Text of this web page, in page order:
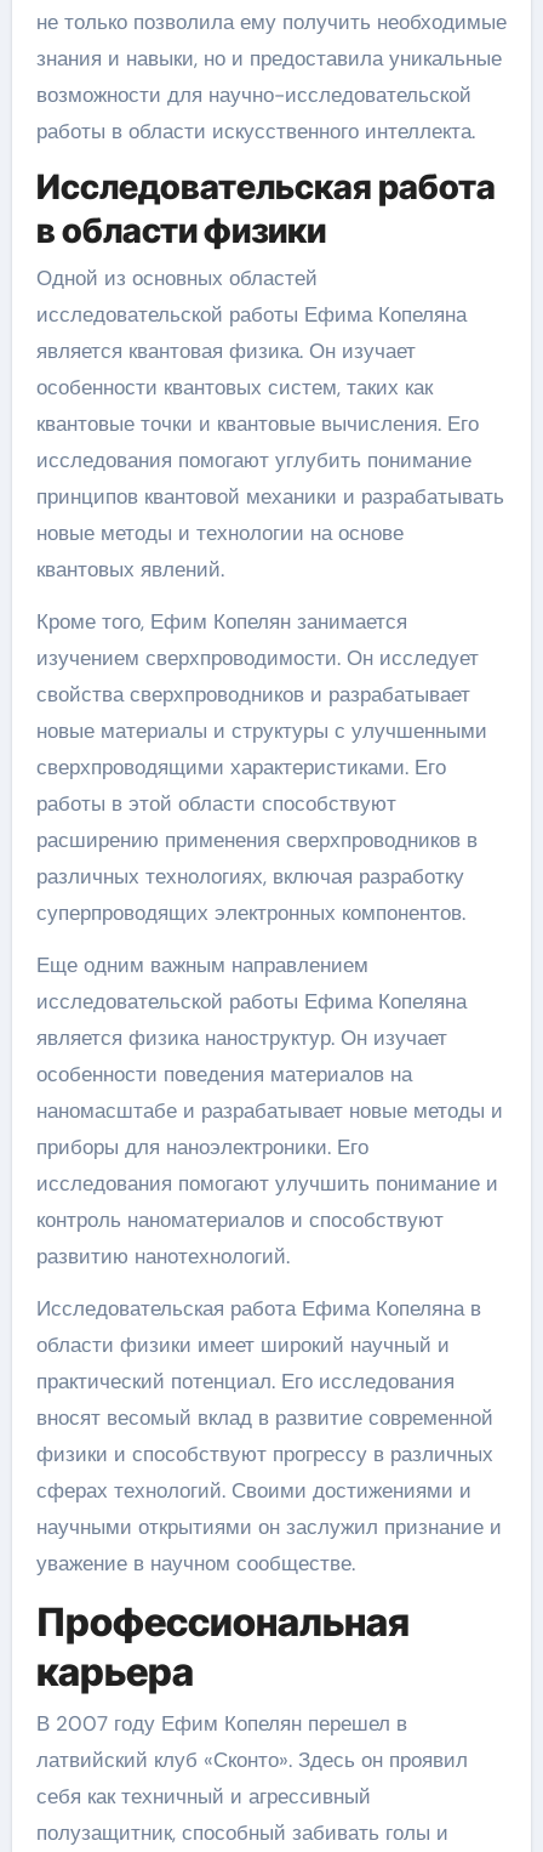
не только позволила ему получить необходимые
знания и навыки, но и предоставила уникальные
возможности для научно-исследовательской
работы в области искусственного интеллекта.
Исследовательская работа
в области физики
Одной из основных областей
исследовательской работы Ефима Копеляна
является квантовая физика. Он изучает
особенности квантовых систем, таких как
квантовые точки и квантовые вычисления. Его
исследования помогают углубить понимание
принципов квантовой механики и разрабатывать
новые методы и технологии на основе
квантовых явлений.
Кроме того, Ефим Копелян занимается
изучением сверхпроводимости. Он исследует
свойства сверхпроводников и разрабатывает
новые материалы и структуры с улучшенными
сверхпроводящими характеристиками. Его
работы в этой области способствуют
расширению применения сверхпроводников в
различных технологиях, включая разработку
суперпроводящих электронных компонентов.
Еще одним важным направлением
исследовательской работы Ефима Копеляна
является физика наноструктур. Он изучает
особенности поведения материалов на
наномасштабе и разрабатывает новые методы и
приборы для наноэлектроники. Его
исследования помогают улучшить понимание и
контроль наноматериалов и способствуют
развитию нанотехнологий.
Исследовательская работа Ефима Копеляна в
области физики имеет широкий научный и
практический потенциал. Его исследования
вносят весомый вклад в развитие современной
физики и способствуют прогрессу в различных
сферах технологий. Своими достижениями и
научными открытиями он заслужил признание и
уважение в научном сообществе.
Профессиональная
карьера
В 2007 году Ефим Копелян перешел в
латвийский клуб «Сконто». Здесь он проявил
себя как техничный и агрессивный
полузащитник, способный забивать голы и